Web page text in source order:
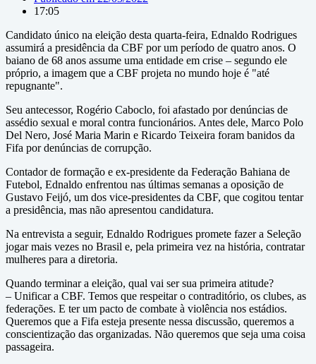
17:05
Candidato único na eleição desta quarta-feira, Ednaldo Rodrigues
assumirá a presidência da CBF por um período de quatro anos. O
baiano de 68 anos assume uma entidade em crise – segundo ele
próprio, a imagem que a CBF projeta no mundo hoje é "até
repugnante".
Seu antecessor, Rogério Caboclo, foi afastado por denúncias de
assédio sexual e moral contra funcionários. Antes dele, Marco Polo
Del Nero, José Maria Marin e Ricardo Teixeira foram banidos da
Fifa por denúncias de corrupção.
Contador de formação e ex-presidente da Federação Bahiana de
Futebol, Ednaldo enfrentou nas últimas semanas a oposição de
Gustavo Feijó, um dos vice-presidentes da CBF, que cogitou tentar
a presidência, mas não apresentou candidatura.
Na entrevista a seguir, Ednaldo Rodrigues promete fazer a Seleção
jogar mais vezes no Brasil e, pela primeira vez na história, contratar
mulheres para a diretoria.
Quando terminar a eleição, qual vai ser sua primeira atitude?
– Unificar a CBF. Temos que respeitar o contraditório, os clubes, as
federações. E ter um pacto de combate à violência nos estádios.
Queremos que a Fifa esteja presente nessa discussão, queremos a
conscientização das organizadas. Não queremos que seja uma coisa
passageira.